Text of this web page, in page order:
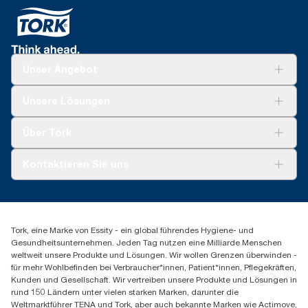
Produktreklamation
Spenderreklamation
+49 (0)621/778 4700
Essity Professional Hygiene Germany GmbH
Sandhofer Straße 176
68305 Mannheim
Mo-Do 8:00-16:30 Uhr | Fr 8:00-15:00
Tork, eine Marke von Essity - ein global führendes Hygiene- und
Gesundheitsunternehmen. Jeden Tag nutzen eine Milliarde Menschen
weltweit unsere Produkte und Lösungen. Wir wollen Grenzen überwinden -
für mehr Wohlbefinden bei Verbraucher*innen, Patient*innen, Pflegekräften,
Kunden und Gesellschaft. Wir vertreiben unsere Produkte und Lösungen in
rund 150 Ländern unter vielen starken Marken, darunter die
Weltmarktführer TENA und Tork, aber auch bekannte Marken wie Actimove,